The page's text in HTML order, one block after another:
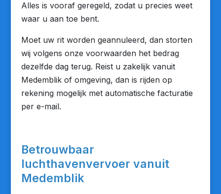
Alles is vooraf geregeld, zodat u precies weet
waar u aan toe bent.
Moet uw rit worden geannuleerd, dan storten
wij volgens onze voorwaarden het bedrag
dezelfde dag terug. Reist u zakelijk vanuit
Medemblik of omgeving, dan is rijden op
rekening mogelijk met automatische facturatie
per e-mail.
Betrouwbaar
luchthavenvervoer vanuit
Medemblik